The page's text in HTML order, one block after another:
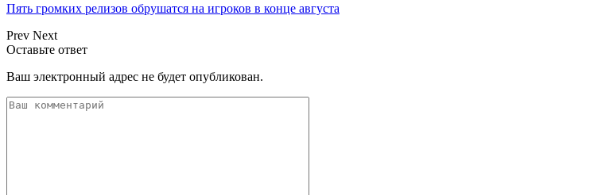
Пять громких релизов обрушатся на игроков в конце августа
Prev Next
Оставьте ответ
Ваш электронный адрес не будет опубликован.